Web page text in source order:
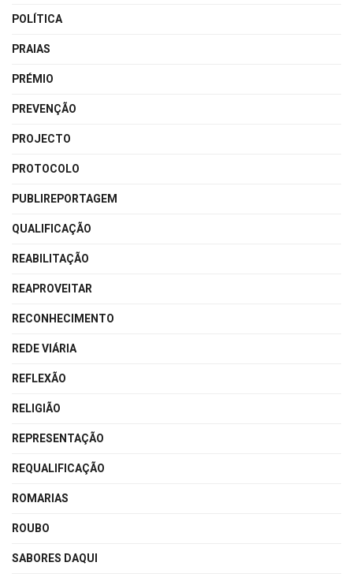
POLÍTICA
PRAIAS
PRÉMIO
PREVENÇÃO
PROJECTO
PROTOCOLO
PUBLIREPORTAGEM
QUALIFICAÇÃO
REABILITAÇÃO
REAPROVEITAR
RECONHECIMENTO
REDE VIÁRIA
REFLEXÃO
RELIGIÃO
REPRESENTAÇÃO
REQUALIFICAÇÃO
ROMARIAS
ROUBO
SABORES DAQUI